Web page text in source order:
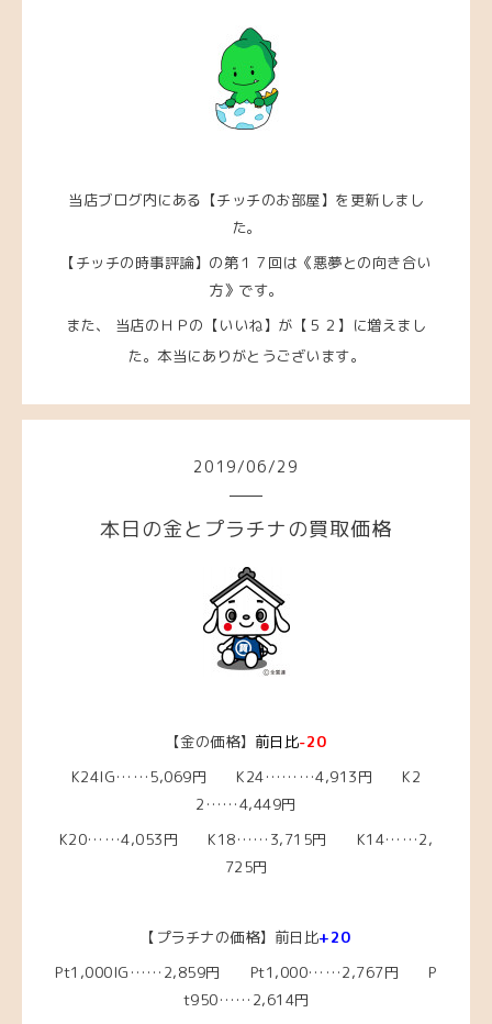
当店ブログ内にある【チッチのお部屋】を更新しまし
た。
【チッチの時事評論】の第１７回は《悪夢との向き合い
方》です。
また、 当店のＨＰの【いいね】が【５２】に増えまし
た。本当にありがとうございます。
2019/06/29
本日の金とプラチナの買取価格
【金の価格】 前日比-20
K24IG……5,069円 K24………4,913円 K2
2……4,449円
K20……4,053円 K18……3,715円 K14……2,
725円
【プラチナの価格】前日比+20
Pt1,000IG……2,859円 Pt1,000……2,767円 P
t950……2,614円